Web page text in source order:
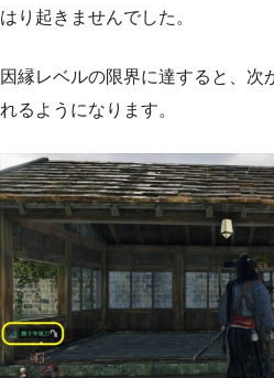
はり起きませんでした。
因縁レベルの限界に達すると、次
れるようになります。